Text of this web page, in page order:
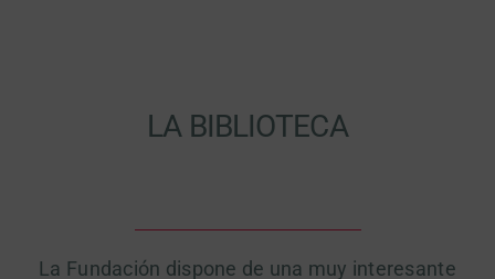
LA BIBLIOTECA
La Fundación dispone de una muy interesante